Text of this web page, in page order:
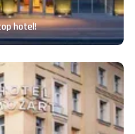
hotel!